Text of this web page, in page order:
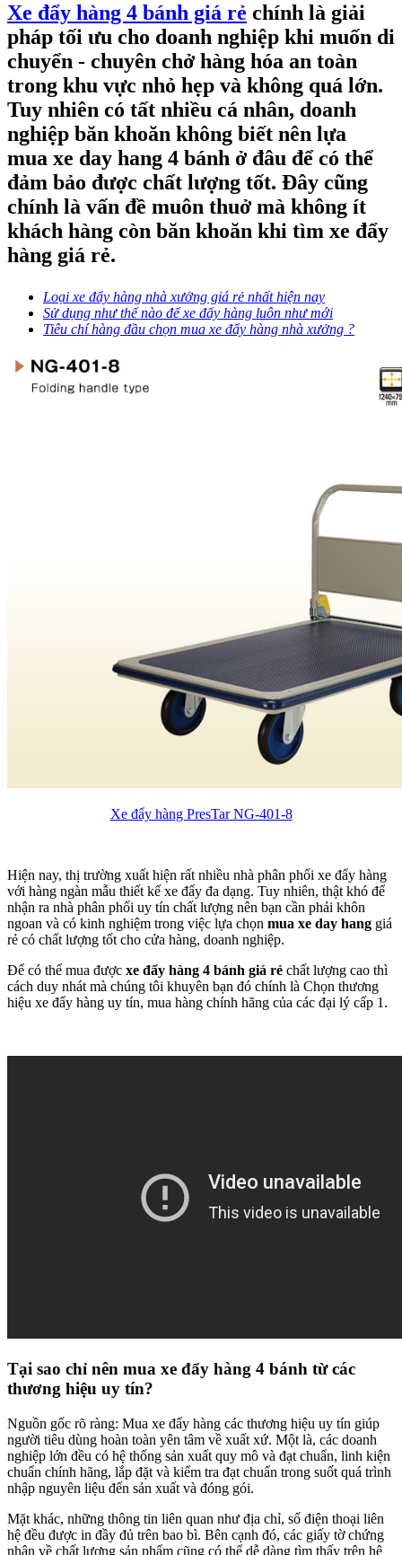
Xe đẩy hàng 4 bánh giá rẻ chính là giải
pháp tối ưu cho doanh nghiệp khi muốn di
chuyển - chuyên chở hàng hóa an toàn
trong khu vực nhỏ hẹp và không quá lớn.
Tuy nhiên có tất nhiều cá nhân, doanh
nghiệp băn khoăn không biết nên lựa
mua xe day hang 4 bánh ở đâu để có thể
đảm bảo được chất lượng tốt. Đây cũng
chính là vấn đề muôn thuở mà không ít
khách hàng còn băn khoăn khi tìm xe đẩy
hàng giá rẻ.
Loại xe đẩy hàng nhà xưởng giá rẻ nhất hiện nay
Sử dụng như thế nào để xe đẩy hàng luôn như mới
Tiêu chí hàng đầu chọn mua xe đẩy hàng nhà xưởng ?
Xe đẩy hàng PresTar NG-401-8
Hiện nay, thị trường xuất hiện rất nhiều nhà phân phối xe đẩy hàng
với hàng ngàn mẫu thiết kế xe đẩy đa dạng. Tuy nhiên, thật khó để
nhận ra nhà phân phối uy tín chất lượng nên bạn cần phải khôn
ngoan và có kinh nghiệm trong việc lựa chọn mua xe day hang giá
rẻ có chất lượng tốt cho cửa hàng, doanh nghiệp.
Để có thể mua được xe đẩy hàng 4 bánh giá rẻ chất lượng cao thì
cách duy nhát mà chúng tôi khuyên bạn đó chính là Chọn thương
hiệu xe đẩy hàng uy tín, mua hàng chính hãng của các đại lý cấp 1.
Tại sao chỉ nên mua xe đẩy hàng 4 bánh từ các
thương hiệu uy tín?
Nguồn gốc rõ ràng: Mua xe đẩy hàng các thương hiệu uy tín giúp
người tiêu dùng hoàn toàn yên tâm về xuất xứ. Một là, các doanh
nghiệp lớn đều có hệ thống sản xuất quy mô và đạt chuẩn, linh kiện
chuẩn chính hãng, lắp đặt và kiểm tra đạt chuẩn trong suốt quá trình
nhập nguyên liệu đến sản xuất và đóng gói.
Mặt khác, những thông tin liên quan như địa chỉ, số điện thoại liên
hệ đều được in đầy đủ trên bao bì. Bên cạnh đó, các giấy tờ chứng
nhận về chất lượng sản phẩm cũng có thể dễ dàng tìm thấy trên hệ